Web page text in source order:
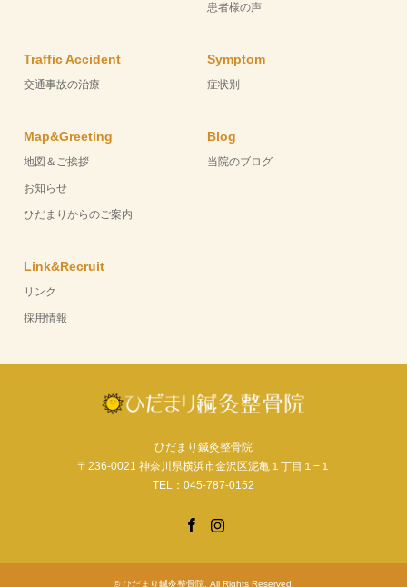
患者様の声
Traffic Accident
交通事故の治療
Symptom
症状別
Map&Greeting
地図＆ご挨拶
お知らせ
ひだまりからのご案内
Blog
当院のブログ
Link&Recruit
リンク
採用情報
ひだまり鍼灸整骨院
〒236-0021 神奈川県横浜市金沢区泥亀１丁目１−１
TEL：045-787-0152
©ひだまり鍼灸整骨院. All Rights Reserved.